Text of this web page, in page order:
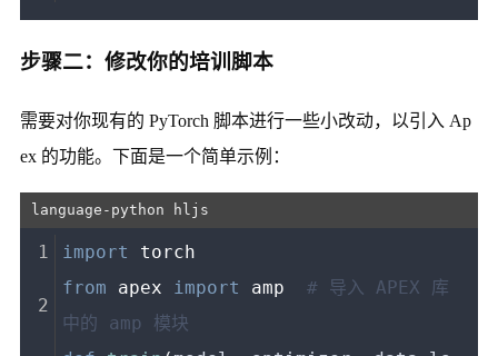
步骤二：修改你的培训脚本
需要对你现有的 PyTorch 脚本进行一些小改动，以引入 Ap
ex 的功能。下面是一个简单示例：
import
torch
from apex import amp # 导入 APEX 库
中的 amp 模块